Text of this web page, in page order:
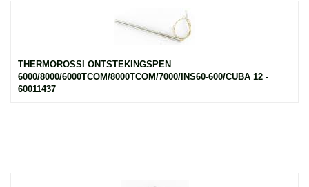
THERMOROSSI ONTSTEKINGSPEN
6000/8000/6000TCOM/8000TCOM/7000/INS60-600/CUBA 12 -
60011437